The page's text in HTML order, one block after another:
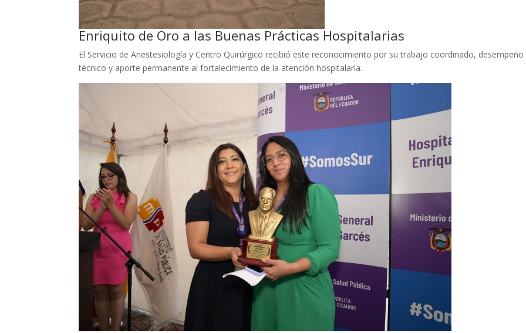
Enriquito de Oro a las Buenas Prácticas Hospitalarias
El Servicio de Anestesiología y Centro Quirúrgico recibió este reconocimiento por su trabajo coordinado, desempeño
técnico y aporte permanente al fortalecimiento de la atención hospitalaria.